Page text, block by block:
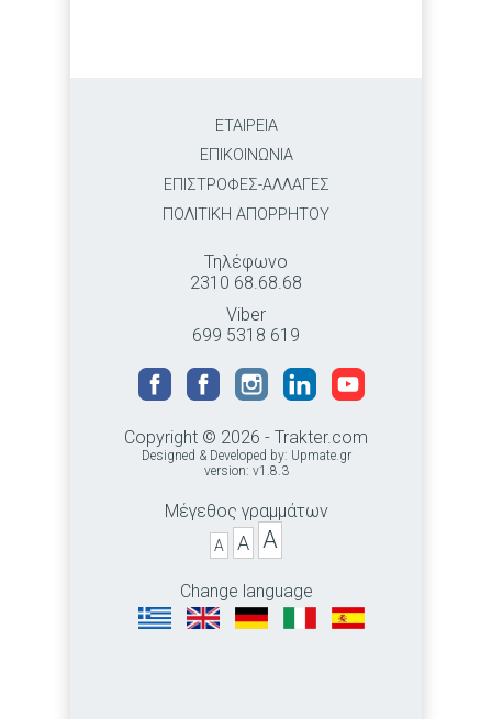
ΕΤΑΙΡΕΙΑ
ΕΠΙΚΟΙΝΩΝΙΑ
ΕΠΙΣΤΡΟΦΕΣ-ΑΛΛΑΓΕΣ
ΠΟΛΙΤΙΚΗ ΑΠΟΡΡΗΤΟΥ
Τηλέφωνο
2310 68.68.68
Viber
699 5318 619
Copyright © 2026 - Trakter.com
Designed & Developed by: Upmate.gr
version: v1.8.3
Μέγεθος γραμμάτων
A A A
Change language